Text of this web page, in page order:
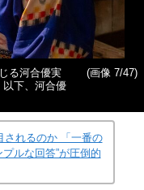
る河合優実
下、河合優
(画像 7/47)
されるのか 「一番の
ルな回答”が圧倒的